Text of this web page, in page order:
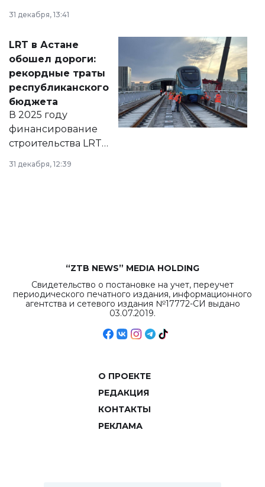
города на 2026–
2028 годы.
документ
появился в базе
нормативных
правовых актов и
на сайте маслихат
города.
31 декабря, 13:41
LRT в Астане
обошел дороги:
рекордные траты
республиканского
бюджета
В 2025 году
финансирование
строительства LRT
в Астане из
республиканского
31 декабря, 12:39
“ZTB NEWS” MEDIA HOLDING
Свидетельство о постановке на учет, переучет
периодического печатного издания, информационного
агентства и сетевого издания №17772-СИ выдано
03.07.2019.
О ПРОЕКТЕ
РЕДАКЦИЯ
КОНТАКТЫ
РЕКЛАМА